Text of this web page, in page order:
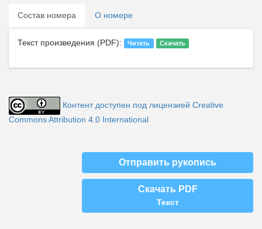
Состав номера О номере
Текст произведения (PDF): Читать Скачать
Контент доступен под лицензией Creative
Commons Attribution 4.0 International
Отправить рукопись
Скачать PDF
Текст